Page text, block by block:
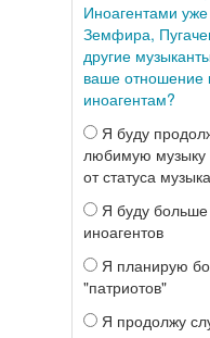
Иноагентами
Земфира,
другие
ваше отношение
иноагентам?
Я буду
любимую музыку
от статуса
Я буду больше
иноагентов
Я планирую
"патриотов"
Я продолжу